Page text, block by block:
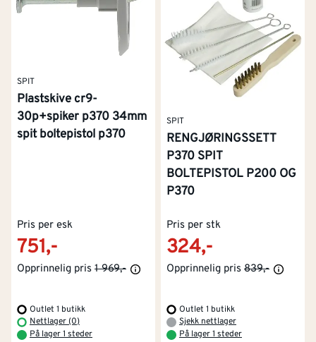
SPIT
Plastskive cr9-
30p+spiker p370 34mm
spit boltepistol p370
Pris per esk
751,-
Opprinnelig pris 1 969,-
Outlet 1 butikk
Nettlager (0)
På lager 1 steder
SPIT
RENGJØRINGSSETT
P370 SPIT
BOLTEPISTOL P200 OG
P370
Pris per stk
324,-
Opprinnelig pris 839,-
Outlet 1 butikk
Sjekk nettlager
På lager 1 steder